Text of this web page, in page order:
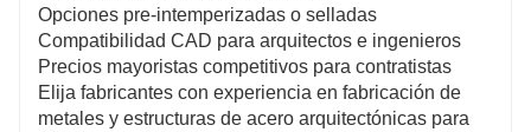
Opciones pre-intemperizadas o selladas
Compatibilidad CAD para arquitectos e ingenieros
Precios mayoristas competitivos para contratistas
Elija fabricantes con experiencia en fabricación de
metales y estructuras de acero arquitectónicas para